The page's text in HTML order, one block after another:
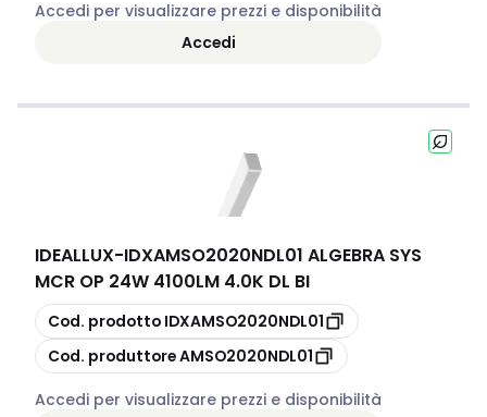
Accedi per visualizzare prezzi e disponibilità
Accedi
IDEALLUX-IDXAMSO2020NDL01 ALGEBRA SYS
MCR OP 24W 4100LM 4.0K DL BI
copia
Cod. prodotto IDXAMSO2020NDL01
copia
Cod. produttoreAMSO2020NDL01
Accedi per visualizzare prezzi e disponibilità